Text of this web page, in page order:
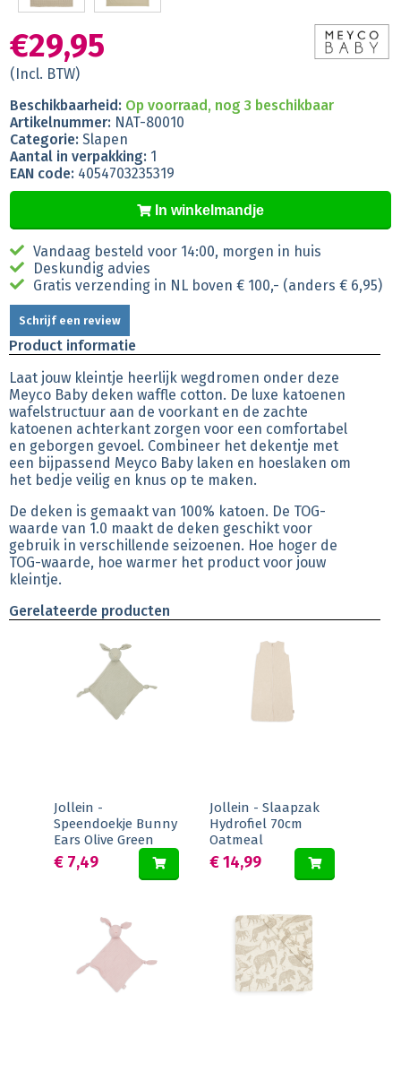
€29,95
(Incl. BTW)
Beschikbaarheid: Op voorraad, nog 3 beschikbaar
Artikelnummer: NAT-80010
Categorie: Slapen
Aantal in verpakking: 1
EAN code: 4054703235319
In winkelmandje
Vandaag besteld voor 14:00, morgen in huis
Deskundig advies
Gratis verzending in NL boven € 100,- (anders € 6,95)
Schrijf een review
Product informatie
Laat jouw kleintje heerlijk wegdromen onder deze
Meyco Baby deken waffle cotton. De luxe katoenen
wafelstructuur aan de voorkant en de zachte
katoenen achterkant zorgen voor een comfortabel
en geborgen gevoel. Combineer het dekentje met
een bijpassend Meyco Baby laken en hoeslaken om
het bedje veilig en knus op te maken.
De deken is gemaakt van 100% katoen. De TOG-
waarde van 1.0 maakt de deken geschikt voor
gebruik in verschillende seizoenen. Hoe hoger de
TOG-waarde, hoe warmer het product voor jouw
kleintje.
Gerelateerde producten
Jollein -
Speendoekje Bunny
Ears Olive Green
€ 7,49
Jollein - Slaapzak
Hydrofiel 70cm
Oatmeal
€ 14,99